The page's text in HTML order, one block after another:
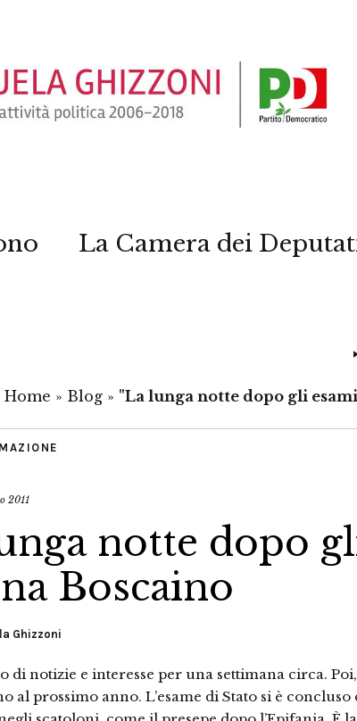
La Camera dei
Home » Blog » "La lunga notte dopo gli
2011
notte dopo
Boscaino
Ghizzoni
di notizie e interesse per una settimana circa.
al prossimo anno. L’esame di Stato si è